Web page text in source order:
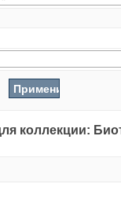
коллекции: